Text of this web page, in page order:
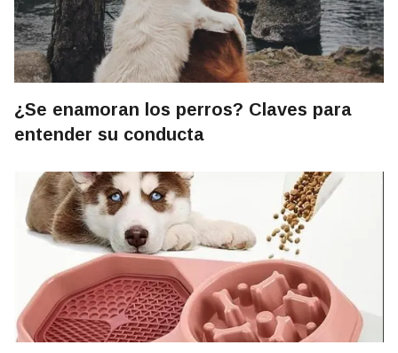
¿Se enamoran los perros? Claves para
entender su conducta